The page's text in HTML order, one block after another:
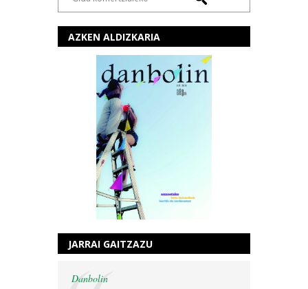
AZKEN ALDIZKARIA
JARRAI GAITZAZU
Danbolin